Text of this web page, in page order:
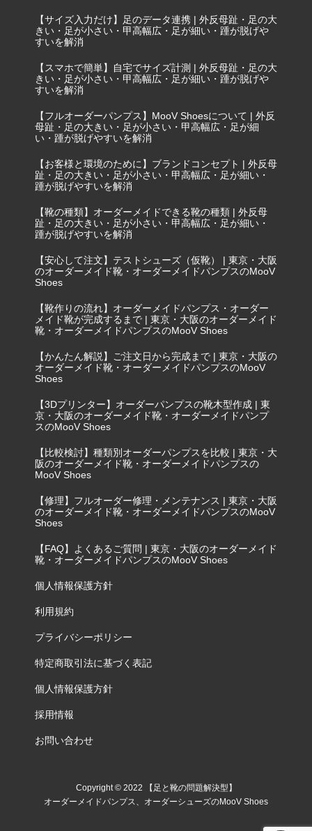
【サイズ入力だけ】足のデータ連携 | 外反母趾・足の大
きい・足が小さい・甲高幅広・足が細い・踵が脱げや
すいを解消
【スマホで簡単】自宅でサイズ計測 | 外反母趾・足の大
きい・足が小さい・甲高幅広・足が細い・踵が脱げや
すいを解消
【フルオーダーパンプス】MooV Shoesについて | 外反
母趾・足の大きい・足が小さい・甲高幅広・足が細
い・踵が脱げやすいを解消
【お客様と環境のために】ブランドコンセプト | 外反母
趾・足の大きい・足が小さい・甲高幅広・足が細い・
踵が脱げやすいを解消
【靴の種類】オーダーメイドできる靴の種類 | 外反母
趾・足の大きい・足が小さい・甲高幅広・足が細い・
踵が脱げやすいを解消
【安心して注文】テストシューズ（仮靴） | 東京・大阪
のオーダーメイド靴・オーダーメイドパンプスのMooV
Shoes
【靴作りの流れ】オーダーメイドパンプス・オーダー
メイド靴が完成するまで | 東京・大阪のオーダーメイド
靴・オーダーメイドパンプスのMooV Shoes
【かんたん解説】ご注文日から完成まで | 東京・大阪の
オーダーメイド靴・オーダーメイドパンプスのMooV
Shoes
【3Dプリンター】オーダーパンプスの靴木型作成 | 東
京・大阪のオーダーメイド靴・オーダーメイドパンプ
スのMooV Shoes
【比較検討】種類別オーダーパンプスを比較 | 東京・大
阪のオーダーメイド靴・オーダーメイドパンプスの
MooV Shoes
【修理】フルオーダー修理・メンテナンス | 東京・大阪
のオーダーメイド靴・オーダーメイドパンプスのMooV
Shoes
【FAQ】よくあるご質問 | 東京・大阪のオーダーメイド
靴・オーダーメイドパンプスのMooV Shoes
個人情報保護方針
利用規約
プライバシーポリシー
特定商取引法に基づく表記
個人情報保護方針
採用情報
お問い合わせ
Copyright © 2022 【足と靴の問題解決型】
オーダーメイドパンプス、オーダーシューズのMooV Shoes